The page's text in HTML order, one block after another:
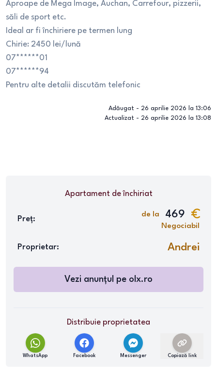
Aproape de Mega Image, Auchan, Carrefour, pizzerii,
săli de sport etc.
Ideal ar fi închiriere pe termen lung
Chirie: 2450 lei/lună
07******01
07******94
Pentru alte detalii discutăm telefonic
Adăugat - 26 aprilie 2026 la 13:06
Actualizat - 26 aprilie 2026 la 13:08
Apartamentde închiriat
Preț:
de la 469
Negociabil
Proprietar: Andrei
Vezi anunțul pe olx.ro
Distribuie proprietatea
WhatsApp Facebook Messenger Copiază link